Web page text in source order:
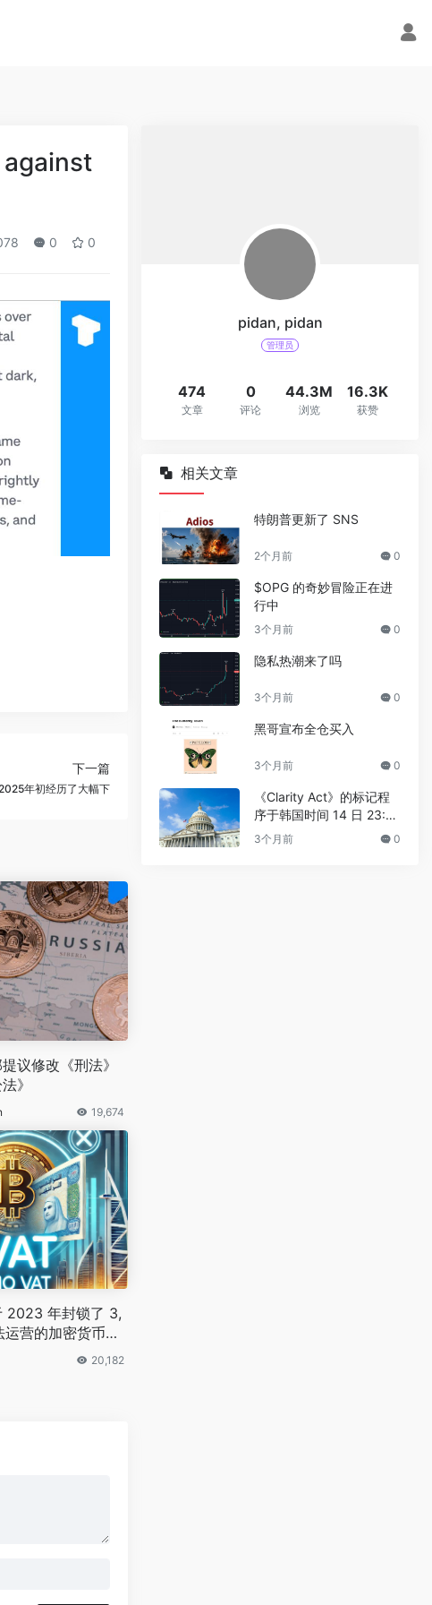
0 0
下一篇
年初经历了大幅下
议修改《刑法》
》
19,674
2023 年封锁了 3,
营的加密货币交
20,182
pidan, pidan
管理员
474
文章
0
评论
44.3M
浏览
16.3K
获赞
相关文章
特朗普更新了 SNS
2个月前 0
$OPG 的奇妙冒险正在进
行中
3个月前 0
隐私热潮来了吗
3个月前 0
黑哥宣布全仓买入
3个月前 0
《Clarity Act》的标记程
序于韩国时间 14 日 23:3
0 进行
3个月前 0